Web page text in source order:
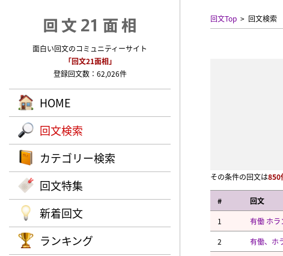
面白い回文のコミュニティーサイト
「回文21面相」
登録回文数：62,026件
HOME
回文検索
カテゴリー検索
回文特集
新着回文
ランキング
回文Top 回文検索
その条件の回文は850
# 回文
1
有働 ホラ
2
有働、ホ